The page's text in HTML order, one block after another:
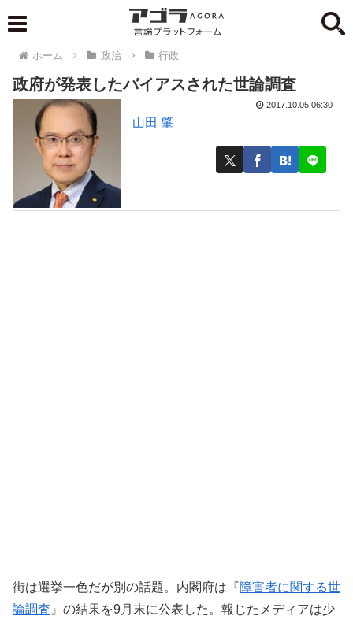
ホーム 政治 行政
政府が発表したバイアスされた世論調査
山田 肇
2017.10.05 06:30
街は選挙一色だが別の話題。内閣府は『障害者に関する世
論調査 』の結果を9月末に公表した。報じたメディアは少